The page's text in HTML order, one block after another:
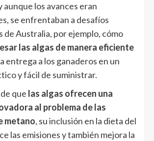
aunque los avances eran
se enfrentaban a desafíos
de Australia, por ejemplo, cómo
las algas de manera eficiente
entrega a los ganaderos en un
y fácil de suministrar.
que las algas ofrecen una
al problema de las
metano, su inclusión en la dieta del
las emisiones y también mejora la